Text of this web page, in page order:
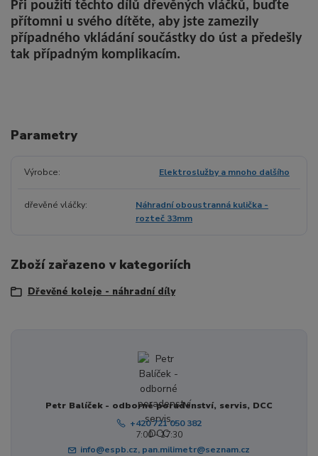
Při použití těchto dílů dřevěných vláčků, buďte
přítomni u svého dítěte, aby jste zamezily
případného vkládání součástky do úst a předešly
tak případným komplikacím.
Parametry
Výrobce Elektroslužby a mnoho dalšího
dřevěné vláčky
Náhradní oboustranná kulička -
rozteč 33mm
Zboží zařazeno v kategoriích
Dřevěné koleje - náhradní díly
Petr Balíček - odborné poradenství, servis, DCC
+420 721 050 382
7:00 - 17:30
info@espb.cz, pan.milimetr@seznam.cz